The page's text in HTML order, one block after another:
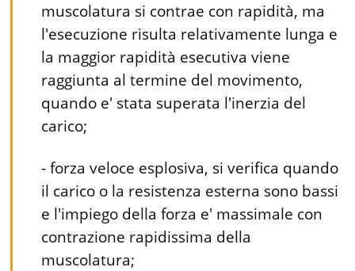
muscolatura si contrae con rapidità, ma
l'esecuzione risulta relativamente lunga e
la maggior rapidità esecutiva viene
raggiunta al termine del movimento,
quando e' stata superata l'inerzia del
carico;
- forza veloce esplosiva, si verifica quando
il carico o la resistenza esterna sono bassi
e l'impiego della forza e' massimale con
contrazione rapidissima della
muscolatura;